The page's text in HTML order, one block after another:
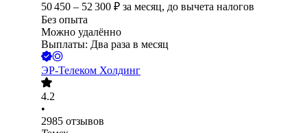
50 450 – 52 300 ₽ за месяц, до вычета налогов
Без опыта
Можно удалённо
Выплаты: Два раза в месяц
ЭР-Телеком Холдинг
4.2
•
2985 отзывов